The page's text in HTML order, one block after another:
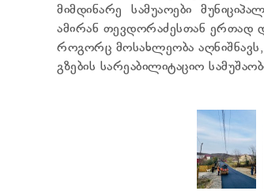
მიმდინარე სამუაოები
ამირან თევდორაძესთან ერთად
როგორც მოსახლეობა
გზების სარეაბილიტაციო